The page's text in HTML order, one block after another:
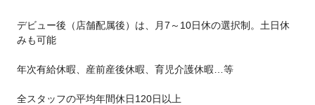
デビュー後（店舗配属後）は、月7～10日休の選択制。土日休
みも可能
年次有給休暇、産前産後休暇、育児介護休暇…等
全スタッフの平均年間休日120日以上